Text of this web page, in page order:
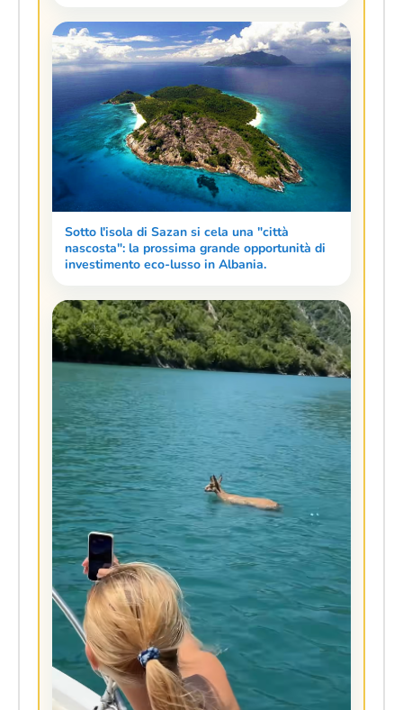
Sotto l'isola di Sazan si cela una "città
nascosta": la prossima grande opportunità di
investimento eco-lusso in Albania.